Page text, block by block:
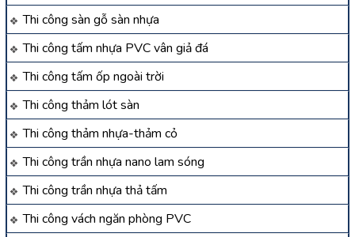
Thi công sàn gỗ sàn nhựa
Thi công tấm nhựa PVC vân giả đá
Thi công tấm ốp ngoài trời
Thi công thảm lót sàn
Thi công thảm nhựa-thảm cỏ
Thi công trần nhựa nano lam sóng
Thi công trần nhựa thả tấm
Thi công vách ngăn phòng PVC